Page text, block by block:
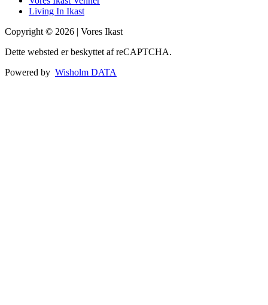
Living In Ikast
Copyright © 2026 | Vores Ikast
Dette websted er beskyttet af reCAPTCHA.
Powered by Wisholm DATA